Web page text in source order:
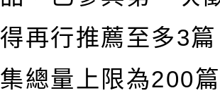
得再行推薦至多3
集總量上限為200